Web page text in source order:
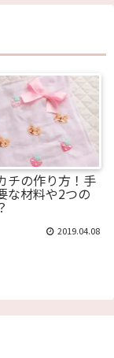
チの作り方！手
な材料や2つの
2019.04.08